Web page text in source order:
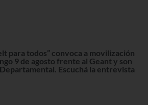
para todos” convoca a movilización
9 de agosto frente al Geant y son
Escuchá la entrevista